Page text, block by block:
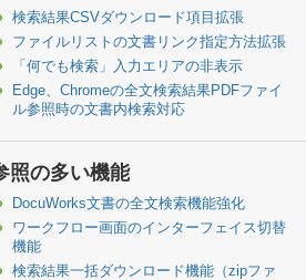
検索結果CSVダウンロード項目拡張
ファイルリストの文書リンク指定方法拡張
「何でも検索」入力エリアの非表示
Edge、Chromeの全文検索結果PDFファイ
ル参照時の文書内検索対応
照の多い機能
DocuWorks文書の全文検索機能強化
ワークフロー画面のインターフェイス切替
機能
検索結果一括ダウンロード機能（zipファ